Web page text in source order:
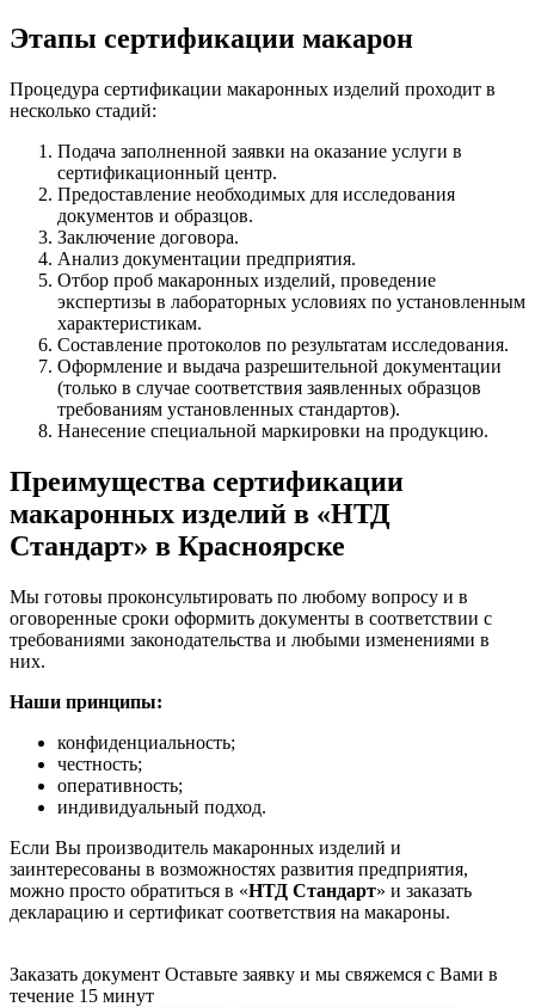
Этапы сертификации макарон
Процедура сертификации макаронных изделий проходит в
несколько стадий:
Подача заполненной заявки на оказание услуги в
сертификационный центр.
Предоставление необходимых для исследования
документов и образцов.
Заключение договора.
Анализ документации предприятия.
Отбор проб макаронных изделий, проведение
экспертизы в лабораторных условиях по установленным
характеристикам.
Составление протоколов по результатам исследования.
Оформление и выдача разрешительной документации
(только в случае соответствия заявленных образцов
требованиям установленных стандартов).
Нанесение специальной маркировки на продукцию.
Преимущества сертификации
макаронных изделий в «НТД
Стандарт» в Красноярске
Мы готовы проконсультировать по любому вопросу и в
оговоренные сроки оформить документы в соответствии с
требованиями законодательства и любыми изменениями в
них.
Наши принципы:
конфиденциальность;
честность;
оперативность;
индивидуальный подход.
Если Вы производитель макаронных изделий и
заинтересованы в возможностях развития предприятия,
можно просто обратиться в «НТД Стандарт» и заказать
декларацию и сертификат соответствия на макароны.
Заказать документ Оставьте заявку и мы свяжемся с Вами в
течение 15 минут